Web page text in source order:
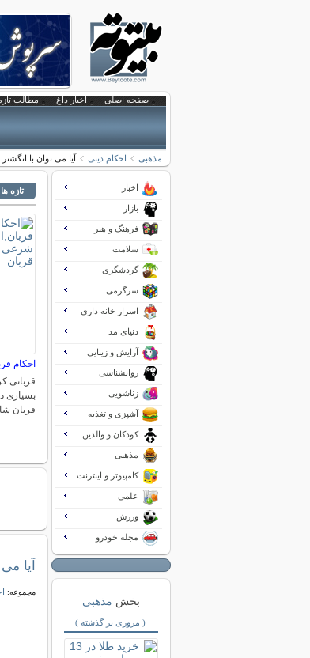
صفحه اصلی اخبار داغ مطالب
مذهبی احکام دینی آیا می توان با
تازه
احکام
قربانی
بسیاری
قربان
آیا
مجموعه:
اخبار
بازار
فرهنگ و هنر
سلامت
گردشگری
سرگرمی
اسرار خانه داری
دنیای مد
آرایش و زیبایی
روانشناسی
زناشویی
آشپزی و تغذیه
کودکان و والدین
مذهبی
کامپیوتر و اینترنت
علمی
ورزش
مجله خودرو
بخش مذهبی
( مروری بر گذشته )